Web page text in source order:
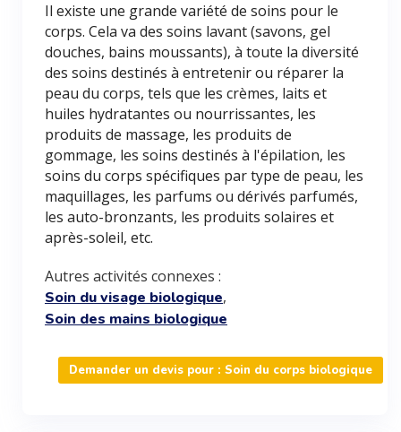
Il existe une grande variété de soins pour le
corps. Cela va des soins lavant (savons, gel
douches, bains moussants), à toute la diversité
des soins destinés à entretenir ou réparer la
peau du corps, tels que les crèmes, laits et
huiles hydratantes ou nourrissantes, les
produits de massage, les produits de
gommage, les soins destinés à l'épilation, les
soins du corps spécifiques par type de peau, les
maquillages, les parfums ou dérivés parfumés,
les auto-bronzants, les produits solaires et
après-soleil, etc.
Autres activités connexes :
Soin du visage biologique,
Soin des mains biologique
Demander un devis pour : Soin du corps biologique